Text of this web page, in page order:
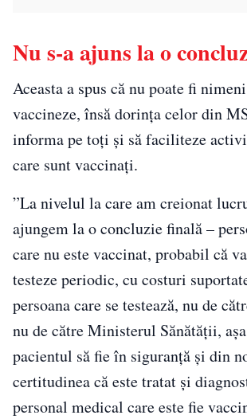
Nu s-a ajuns la o
Aceasta a spus că nu poate fi
vaccineze, însă dorința celor din
informa pe toți și să faciliteze
care sunt vaccinaţi.
”La nivelul la care am creionat
ajungem la o concluzie finală –
care nu este vaccinat, probabil că
testeze periodic, cu costuri
persoana care se testează, nu de
nu de către Ministerul Sănătăţii,
pacientul să fie în siguranţă şi din
certitudinea că este tratat şi
personal medical care este fie